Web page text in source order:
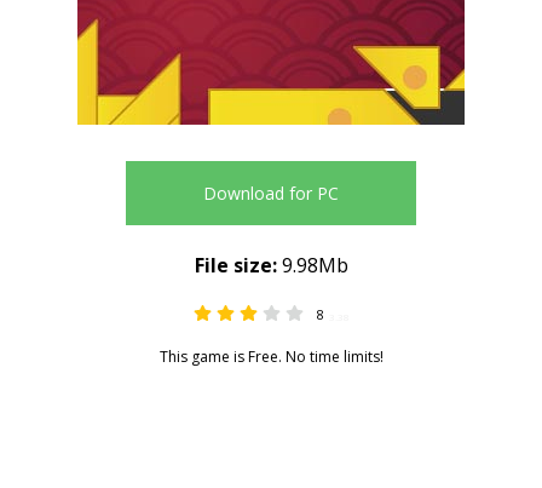
Download for PC
8
This game is Free. No time limits!
File size:9.98Mb